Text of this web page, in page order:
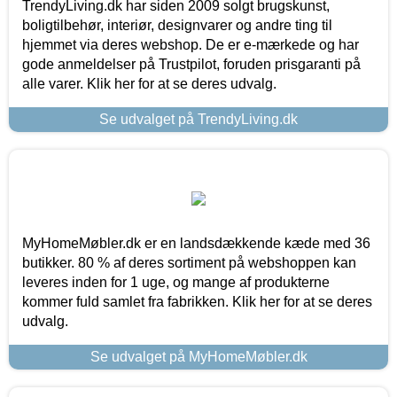
TrendyLiving.dk har siden 2009 solgt brugskunst,
boligtilbehør, interiør, designvarer og andre ting til
hjemmet via deres webshop. De er e-mærkede og har
gode anmeldelser på Trustpilot, foruden prisgaranti på
alle varer. Klik her for at se deres udvalg.
Se udvalget på TrendyLiving.dk
MyHomeMøbler.dk er en landsdækkende kæde med 36
butikker. 80 % af deres sortiment på webshoppen kan
leveres inden for 1 uge, og mange af produkterne
kommer fuld samlet fra fabrikken. Klik her for at se deres
udvalg.
Se udvalget på MyHomeMøbler.dk